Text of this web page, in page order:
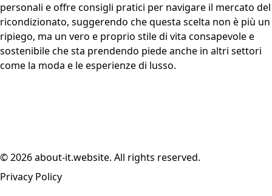
personali e offre consigli pratici per navigare il mercato del
ricondizionato, suggerendo che questa scelta non è più un
ripiego, ma un vero e proprio stile di vita consapevole e
sostenibile che sta prendendo piede anche in altri settori
come la moda e le esperienze di lusso.
© 2026 about-it.website. All rights reserved.
Privacy Policy